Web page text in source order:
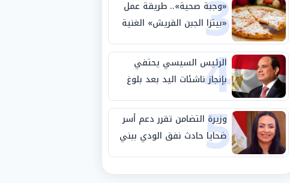
3
«وجبة صحية».. طريقة عمل
«بيتزا الجبن القريش» الغنية
بالبروتين
4
الرئيس السيسي يحتفي
بإنجاز ناشئات اليد بعد بلوغ
نصف نهائي كأس العالم
5
وزيرة التضامن تقرر دعم أسر
ضحايا حادث نفق الودي ببني
سويف